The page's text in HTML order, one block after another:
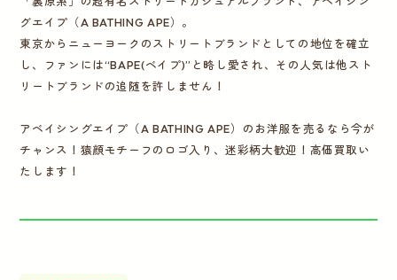
グエイプ（A BATHING APE）。
東京からニューヨークのストリートブランドとしての地位を確立
し、ファンには“BAPE(ベイプ)”と略し愛され、その人気は他スト
リートブランドの追随を許しません！
アベイシングエイプ（A BATHING APE）のお洋服を売るなら今が
チャンス！猿顔モチーフのロゴ入り、迷彩柄大歓迎！高価買取い
たします！